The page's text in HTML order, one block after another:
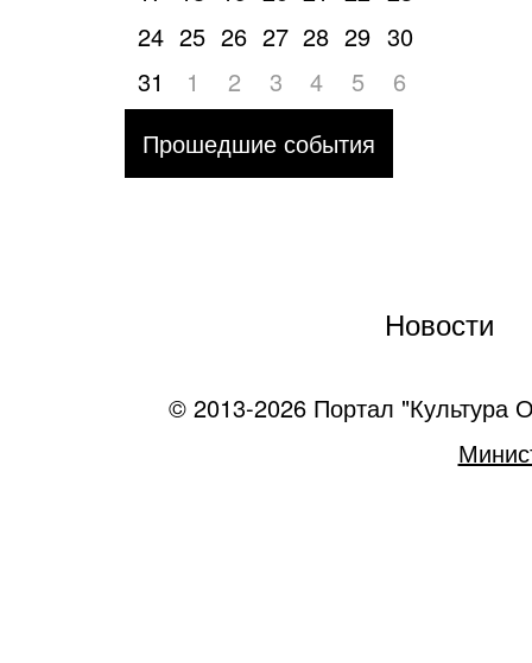
24 25 26 27 28 29 30
31
1 2 3 4 5
6
Прошедшие события
Новости
© 2013-2026 Портал "Культура